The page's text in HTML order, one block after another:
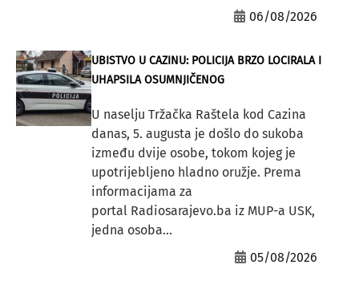
06/08/2026
UBISTVO U CAZINU: POLICIJA BRZO LOCIRALA I
UHAPSILA OSUMNJIČENOG
U naselju Tržačka Raštela kod Cazina
danas, 5. augusta je došlo do sukoba
između dvije osobe, tokom kojeg je
upotrijebljeno hladno oružje. Prema
informacijama za
portal Radiosarajevo.ba iz MUP-a USK,
jedna osoba...
05/08/2026